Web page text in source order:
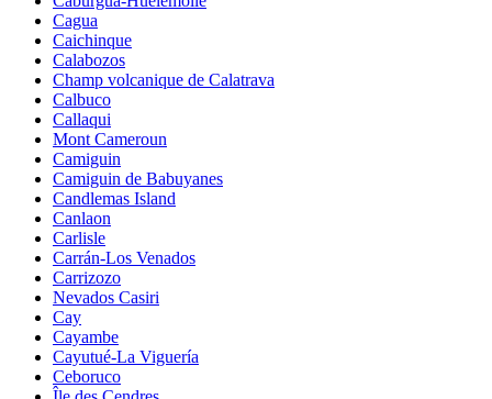
Cagua
Caichinque
Calabozos
Champ volcanique de Calatrava
Calbuco
Callaqui
Mont Cameroun
Camiguin
Camiguin de Babuyanes
Candlemas Island
Canlaon
Carlisle
Carrán-Los Venados
Carrizozo
Nevados Casiri
Cay
Cayambe
Cayutué-La Viguería
Ceboruco